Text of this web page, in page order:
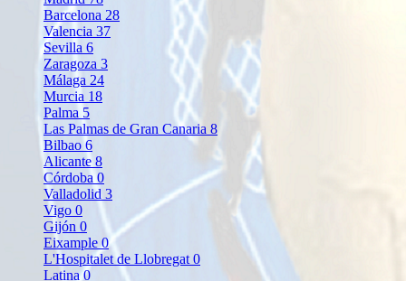
Barcelona 28
Valencia 37
Sevilla 6
Zaragoza 3
Málaga 24
Murcia 18
Palma 5
Las Palmas de Gran Canaria 8
Bilbao 6
Alicante 8
Córdoba 0
Valladolid 3
Vigo 0
Gijón 0
Eixample 0
L'Hospitalet de Llobregat 0
Latina0